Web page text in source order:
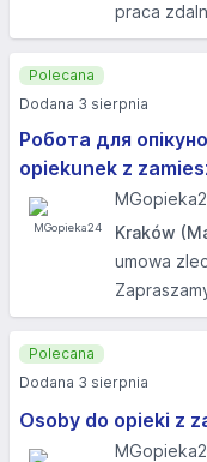
praca
Робота для
opiekunek z
Kraków
umowa
Polecana
Dodana 3 sierpnia
Osoby do opieki z
Polecana
Dodana 3 sierpnia